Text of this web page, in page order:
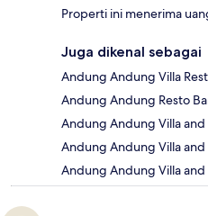
Properti ini menerima
Juga dikenal sebagai
Andung Andung Villa
Andung Andung Resto
Andung Andung Villa and
Andung Andung Villa
Andung Andung Villa and